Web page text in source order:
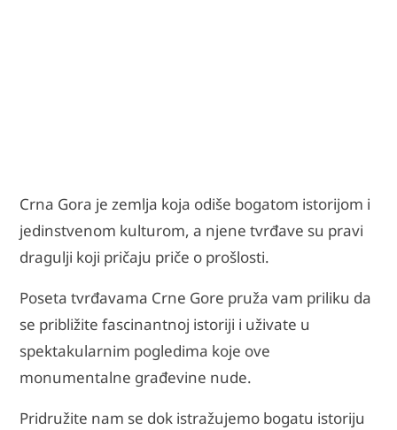
Crna Gora je zemlja koja odiše bogatom istorijom i
jedinstvenom kulturom, a njene tvrđave su pravi
dragulji koji pričaju priče o prošlosti.
Poseta tvrđavama Crne Gore pruža vam priliku da
se približite fascinantnoj istoriji i uživate u
spektakularnim pogledima koje ove
monumentalne građevine nude.
Pridružite nam se dok istražujemo bogatu istoriju